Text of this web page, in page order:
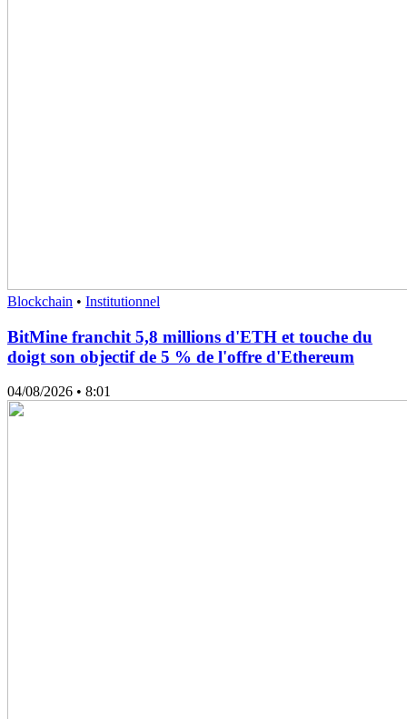
Blockchain • Institutionnel
BitMine franchit 5,8 millions d'ETH et touche du
doigt son objectif de 5 % de l'offre d'Ethereum
04/08/2026 • 8:01